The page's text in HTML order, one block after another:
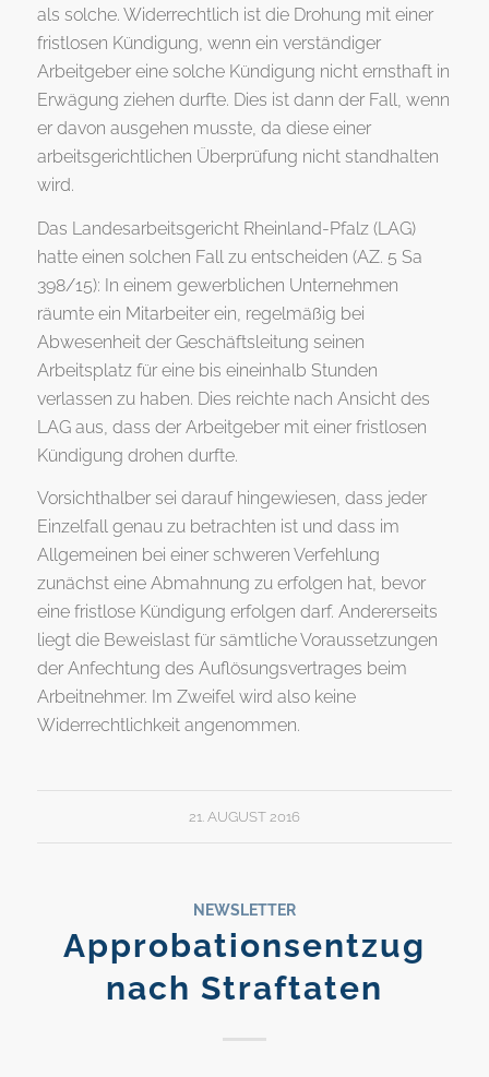
als solche. Widerrechtlich ist die Drohung mit einer
fristlosen Kündigung, wenn ein verständiger
Arbeitgeber eine solche Kündigung nicht ernsthaft in
Erwägung ziehen durfte. Dies ist dann der Fall, wenn
er davon ausgehen musste, da diese einer
arbeitsgerichtlichen Überprüfung nicht standhalten
wird.
Das Landesarbeitsgericht Rheinland-Pfalz (LAG)
hatte einen solchen Fall zu entscheiden (AZ. 5 Sa
398/15): In einem gewerblichen Unternehmen
räumte ein Mitarbeiter ein, regelmäßig bei
Abwesenheit der Geschäftsleitung seinen
Arbeitsplatz für eine bis eineinhalb Stunden
verlassen zu haben. Dies reichte nach Ansicht des
LAG aus, dass der Arbeitgeber mit einer fristlosen
Kündigung drohen durfte.
Vorsichthalber sei darauf hingewiesen, dass jeder
Einzelfall genau zu betrachten ist und dass im
Allgemeinen bei einer schweren Verfehlung
zunächst eine Abmahnung zu erfolgen hat, bevor
eine fristlose Kündigung erfolgen darf. Andererseits
liegt die Beweislast für sämtliche Voraussetzungen
der Anfechtung des Auflösungsvertrages beim
Arbeitnehmer. Im Zweifel wird also keine
Widerrechtlichkeit angenommen.
21. AUGUST 2016
NEWSLETTER
Approbationsentzug
nach Straftaten